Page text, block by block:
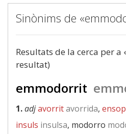
Sinònims de
Resultats de la cerca per a
resultat)
emmodorrit
1.adjavorritavorrida,
insuls insulsa, modorro